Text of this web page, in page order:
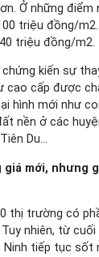
Ở những
triệu đồng/
triệu đồng/m2.
chứng kiến sự
cao cấp được
hình mới như
nền ở các
Du…
giá mới, nhưng
thị trường có
nhiên, từ
Ninh tiếp tục sốt